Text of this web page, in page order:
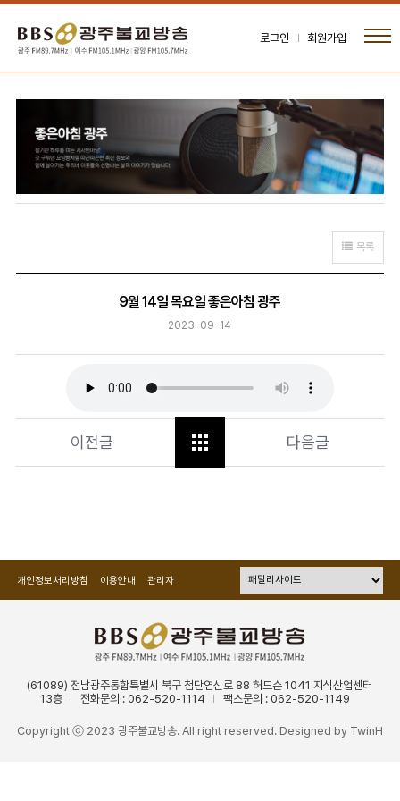
로그인 회원가입
목록
9월 14일 목요일 좋은아침 광주
2023-09-14
이전글 다음글
개인정보처리방침 이용안내 관리자
(61089) 전남광주통합특별시 북구 첨단연신로 88 허드슨 1041 지식산업센터
13층
전화문의 : 062-520-1114 팩스문의 : 062-520-1149
Copyright ⓒ 2023 광주불교방송. All right reserved. Designed by TwinH